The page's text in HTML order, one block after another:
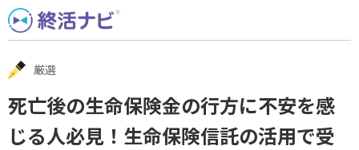
Skip
to
content
厳選
死亡後の生命保険金の行方に不安を感
じる人必見！生命保険信託の活用で受